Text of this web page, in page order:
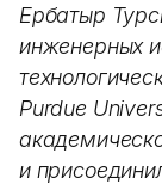
Ербатыр
инженерных
Purdue
и